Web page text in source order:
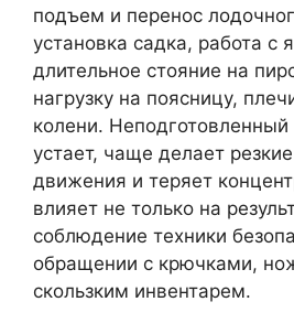
подъем и перенос
установка садка, работа с
длительное стояние на
нагрузку на поясницу,
колени.
устает, чаще делает
движения и теряет
влияет не только на
соблюдение техники
обращении с крючками,
скользким инвентарем.